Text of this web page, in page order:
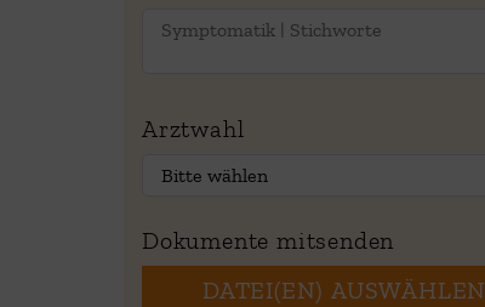
Arztwahl
Dokumente mitsenden
DATEI(EN) AUSWÄHLEN